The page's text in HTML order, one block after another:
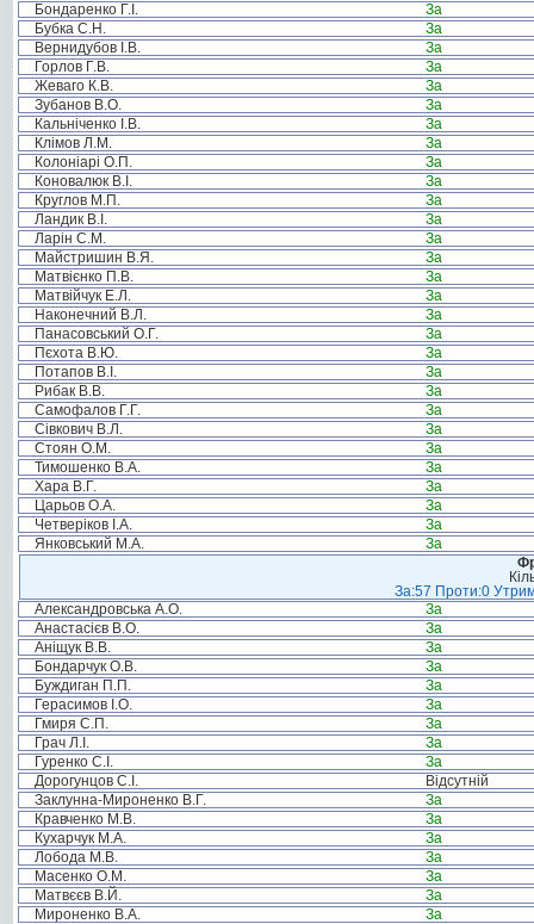
Бондаренко Г.І.
За
Бубка С.Н.
За
Вернидубов І.В.
За
Горлов Г.В.
За
Жеваго К.В.
За
Зубанов В.О.
За
Кальніченко І.В.
За
Клімов Л.М.
За
Колоніарі О.П.
За
Коновалюк В.І.
За
Круглов М.П.
За
Ландик В.І.
За
Ларін С.М.
За
Майстришин В.Я.
За
Матвієнко П.В.
За
Матвійчук Е.Л.
За
Наконечний В.Л.
За
Панасовський О.Г.
За
Пєхота В.Ю.
За
Потапов В.І.
За
Рибак В.В.
За
Самофалов Г.Г.
За
Сівкович В.Л.
За
Стоян О.М.
За
Тимошенко В.А.
За
Хара В.Г.
За
Царьов О.А.
За
Четверіков І.А.
За
Янковський М.А.
За
За:57 Проти:0
Александровська А.О.
За
Анастасієв В.О.
За
Аніщук В.В.
За
Бондарчук О.В.
За
Буждиган П.П.
За
Герасимов І.О.
За
Гмиря С.П.
За
Грач Л.І.
За
Гуренко С.І.
За
Дорогунцов С.І.
Відсутній
Заклунна-Мироненко В.Г.
За
Кравченко М.В.
За
Кухарчук М.А.
За
Лобода М.В.
За
Масенко О.М.
За
Матвєєв В.Й.
За
Мироненко В.А.
За